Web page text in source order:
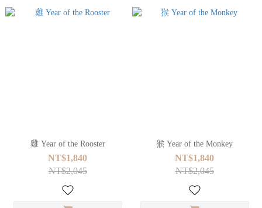
雞 Year of the Rooster
NT$1,840
NT$2,045
猴 Year of the Monkey
NT$1,840
NT$2,045